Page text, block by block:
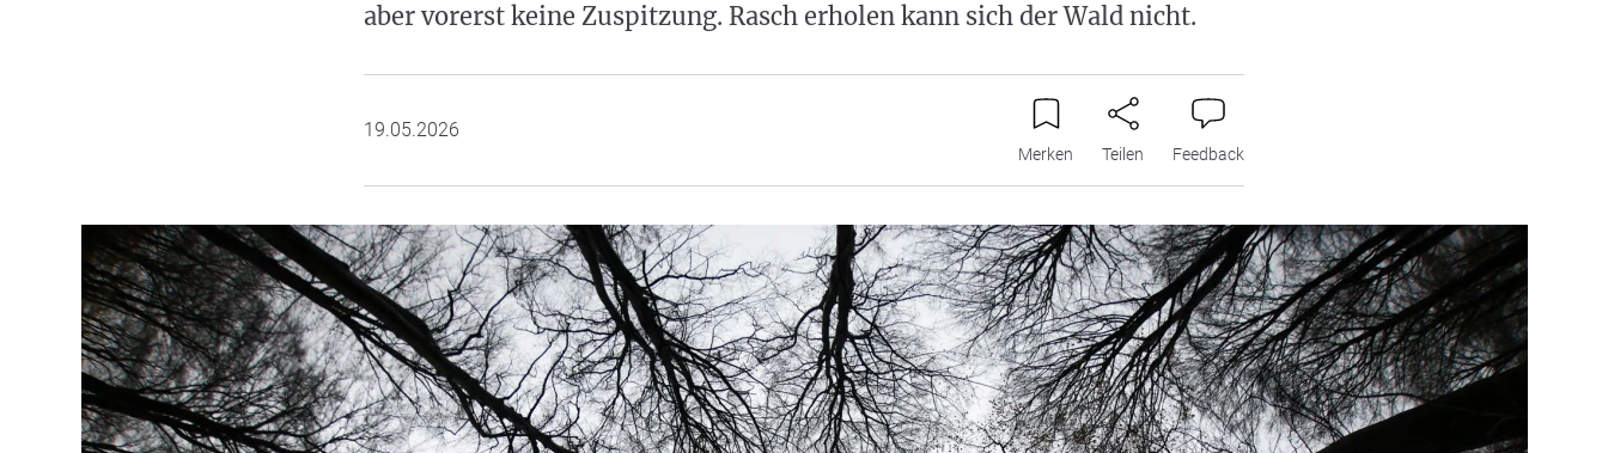
aber vorerst keine Zuspitzung. Rasch erholen kann sich der Wald nicht.
19.05.2026
Merken Teilen Feedback